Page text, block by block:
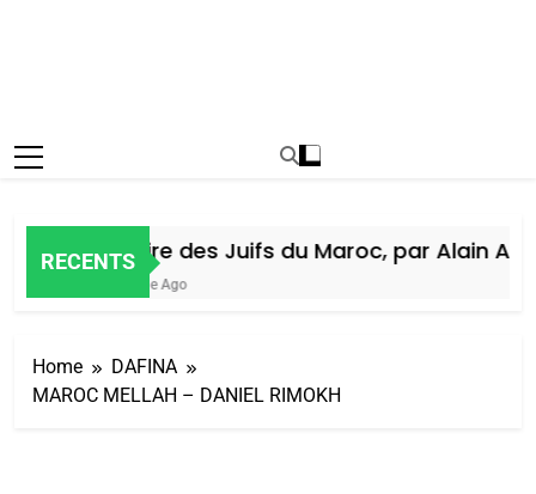
RECENTS
Histoire des Juifs du Maroc, par Alain
1 Semaine Ago
Home
DAFINA
MAROC MELLAH – DANIEL RIMOKH